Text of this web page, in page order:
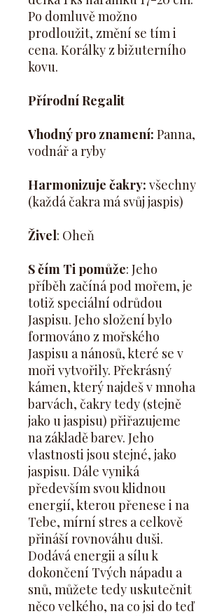
Po domluvě možno
prodloužit, změní se tím i
cena. Korálky z bižuterního
kovu.
Přírodní Regalit
Vhodný pro znamení: Panna,
vodnář a ryby
Harmonizuje čakry: všechny
(každá čakra má svůj jaspis)
Živel: Oheň
S čím Ti pomůže: Jeho
příběh začíná pod mořem, je
totiž speciální odrůdou
Jaspisu. Jeho složení bylo
formováno z mořského
Jaspisu a nánosů, které se v
moři vytvořily. Překrásný
kámen, který najdeš v mnoha
barvách, čakry tedy (stejně
jako u jaspisu) přiřazujeme
na základě barev. Jeho
vlastnosti jsou stejné, jako
jaspisu. Dále vyniká
především svou klidnou
energií, kterou přenese i na
Tebe, mírní stres a celkově
přináší rovnováhu duši.
Dodává energii a sílu k
dokončení Tvých nápadu a
snů, můžete tedy uskutečnit
něco velkého, na co jsi do teď